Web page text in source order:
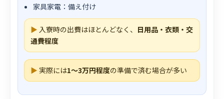
家具家電：備え付け
▶ 入寮時の出費はほとんどなく、 日用品・衣類・交
通費程度
▶ 実際には1〜3万円程度の準備で済む場合が多い